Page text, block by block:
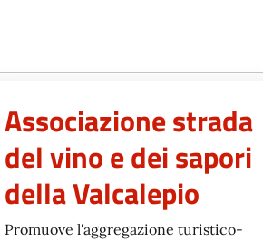
Associazione strada
del vino e dei sapori
della Valcalepio
Promuove l'aggregazione turistico-